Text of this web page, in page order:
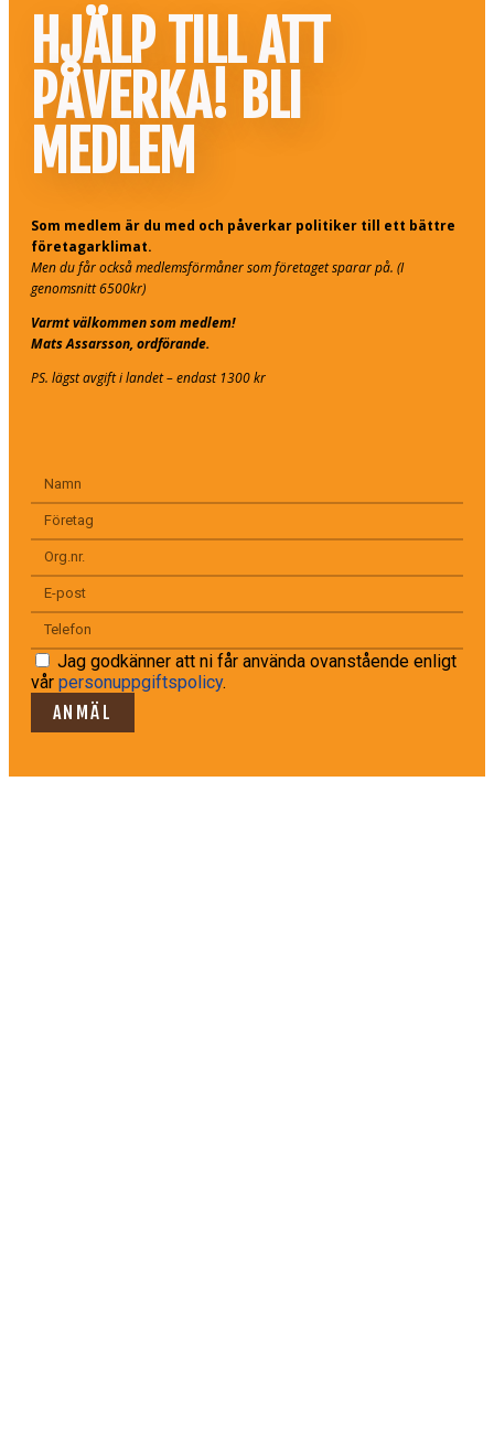
HJÄLP TILL ATT
PÅVERKA! BLI
MEDLEM
Som medlem är du med och påverkar politiker till ett bättre
företagarklimat.
Men du får också medlemsförmåner som företaget sparar på. (I
genomsnitt 6500kr)
Varmt välkommen som medlem!
Mats Assarsson, ordförande.
PS. lägst avgift i landet – endast 1300 kr
Jag godkänner att ni får använda ovanstående enligt
vår personuppgiftspolicy.
ANMÄL